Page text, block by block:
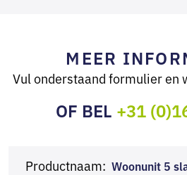
MEER
Vul onderstaand formulier en
OF BEL +31
Productnaam: Woonunit 5